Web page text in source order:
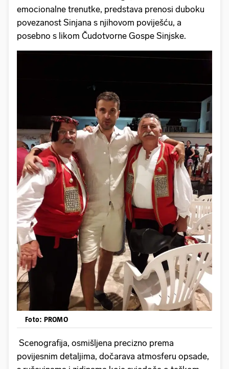
emocionalne trenutke, predstava prenosi duboku
povezanost Sinjana s njihovom poviješću, a
posebno s likom Čudotvorne Gospe Sinjske.
Foto: PROMO
Scenografija, osmišljena precizno prema
povijesnim detaljima, dočarava atmosferu opsade,